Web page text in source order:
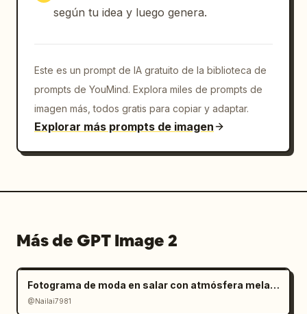
de sensor fino, ligera sensación de
compresión JPEG, exposición natural,
automático, ligero movimiento de cámara e
inestabilidad típica de la grabación manual.
Enfatiza una sensación de coincidencia como
una "captura de pantalla de una transmisión
sociales" en lugar de una obra perfecta.
según tu idea y luego genera.
Este es un prompt de IA gratuito de la biblioteca de
prompts de YouMind. Explora miles de prompts de
imagen más, todos gratis para copiar y adaptar.
Explorar más prompts de imagen
Más de GPT Image 2
Fotograma de moda en salar con atmósfera melancólica
@Nailai7981